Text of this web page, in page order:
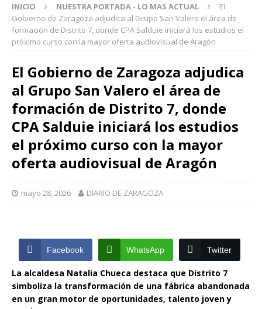
INICIO NUESTRA PORTADA - LO MAS ACTUAL
El
Gobierno de Zaragoza adjudica al Grupo San Valero el área de
formación de Distrito 7, donde CPA Salduie iniciará los estudios el
próximo curso con la mayor oferta audiovisual de Aragón
El Gobierno de Zaragoza adjudica
al Grupo San Valero el área de
formación de Distrito 7, donde
CPA Salduie iniciará los estudios
el próximo curso con la mayor
oferta audiovisual de Aragón
mayo 28, 2026 DIARIO DE ZARAGOZA
Facebook WhatsApp Twitter
La alcaldesa Natalia Chueca destaca que Distrito 7
simboliza la transformación de una fábrica abandonada
en un gran motor de oportunidades, talento joven y